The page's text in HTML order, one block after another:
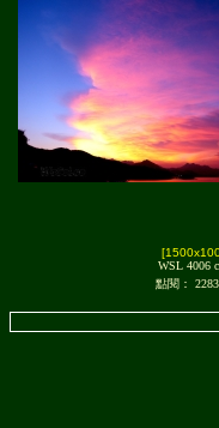
WSL 4006
點閱： 2283